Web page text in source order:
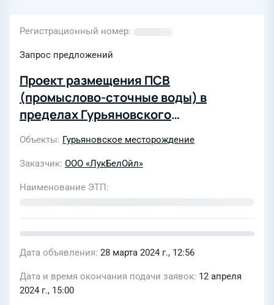
Регистрационный номер
Запрос предложений
Проект размещения ПСВ
(промыслово-сточные воды) в
пределах Гурьяновского
месторождения
Объекты Гурьяновское месторождение
Заказчик ООО «ЛукБелОйл»
Наименование ЭТП
Дата объявления 28 марта 2024 г., 12:56
Дата и время окончания подачи заявок 12 апреля
2024 г., 15:00